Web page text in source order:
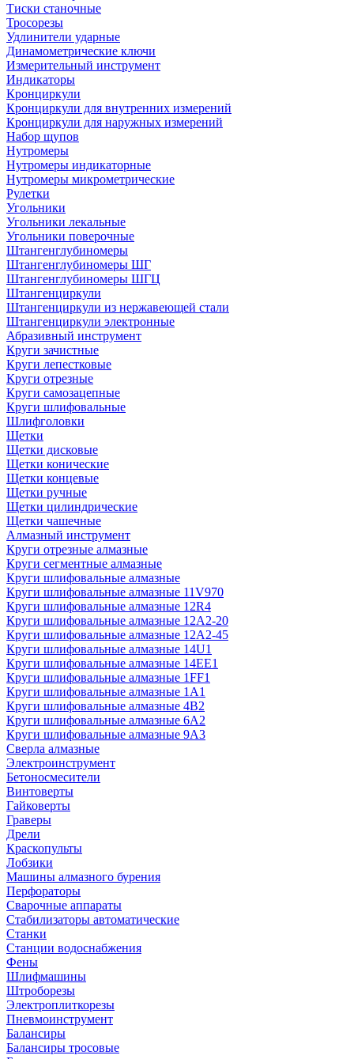
Тиски станочные
Тросорезы
Удлинители ударные
Динамометрические ключи
Измерительный инструмент
Индикаторы
Кронциркули
Кронциркули для внутренних измерений
Кронциркули для наружных измерений
Набор щупов
Нутромеры
Нутромеры индикаторные
Нутромеры микрометрические
Рулетки
Угольники
Угольники лекальные
Угольники поверочные
Штангенглубиномеры
Штангенглубиномеры ШГ
Штангенглубиномеры ШГЦ
Штангенциркули
Штангенциркули из нержавеющей стали
Штангенциркули электронные
Абразивный инструмент
Круги зачистные
Круги лепестковые
Круги отрезные
Круги самозацепные
Круги шлифовальные
Шлифголовки
Щетки
Щетки дисковые
Щетки конические
Щетки концевые
Щетки ручные
Щетки цилиндрические
Щетки чашечные
Алмазный инструмент
Круги отрезные алмазные
Круги сегментные алмазные
Круги шлифовальные алмазные
Круги шлифовальные алмазные 11V970
Круги шлифовальные алмазные 12R4
Круги шлифовальные алмазные 12А2-20
Круги шлифовальные алмазные 12А2-45
Круги шлифовальные алмазные 14U1
Круги шлифовальные алмазные 14ЕЕ1
Круги шлифовальные алмазные 1FF1
Круги шлифовальные алмазные 1А1
Круги шлифовальные алмазные 4В2
Круги шлифовальные алмазные 6A2
Круги шлифовальные алмазные 9А3
Сверла алмазные
Электроинструмент
Бетоносмесители
Винтоверты
Гайковерты
Граверы
Дрели
Краскопульты
Лобзики
Машины алмазного бурения
Перфораторы
Сварочные аппараты
Стабилизаторы автоматические
Станки
Станции водоснабжения
Фены
Шлифмашины
Штроборезы
Электроплиткорезы
Пневмоинструмент
Балансиры
Балансиры тросовые